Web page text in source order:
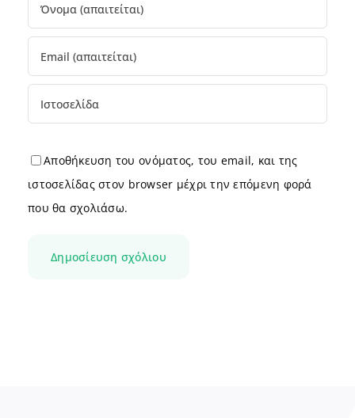
Αποθήκευση του ονόματος, του email, και της
ιστοσελίδας στον browser μέχρι την επόμενη φορά
που θα σχολιάσω.